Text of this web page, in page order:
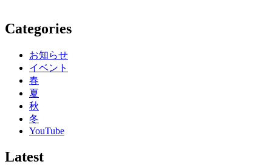
Categories
お知らせ
イベント
春
夏
秋
冬
YouTube
Latest